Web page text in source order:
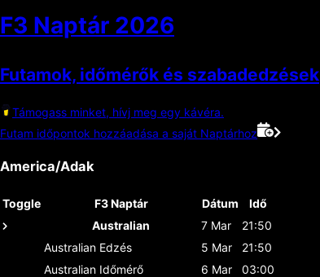
F3 Naptár 2026
Futamok, időmérők és szabadedzések
Támogass minket, hívj meg egy kávéra.
Futam időpontok hozzáadása a saját Naptárhoz
America/Adak
Toggle F3 Naptár Dátum
Idő
Australian
7 Mar
21:50
Australian Edzés 5 Mar
21:50
Australian Időmérő 6 Mar
03:00